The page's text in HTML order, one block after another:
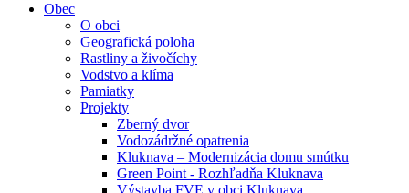
Obec
O obci
Geografická poloha
Rastliny a živočíchy
Vodstvo a klíma
Pamiatky
Projekty
Zberný dvor
Vodozádržné opatrenia
Kluknava – Modernizácia domu smútku
Green Point - Rozhľadňa Kluknava
Výstavba FVE v obci Kluknava